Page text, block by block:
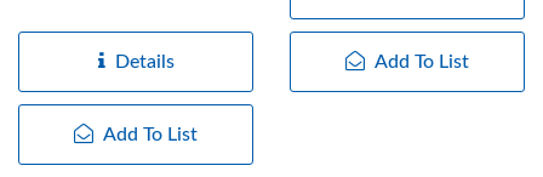
transformatorum
impedientiae...
Details
Add To List
Add To List